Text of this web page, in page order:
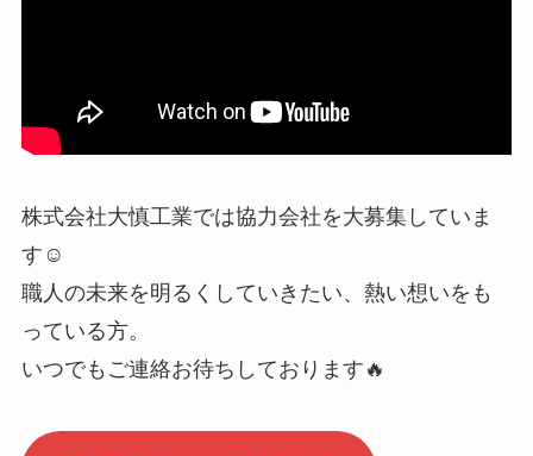
株式会社大慎工業では協力会社を大募集していま
す☺️
職人の未来を明るくしていきたい、熱い想いをも
っている方。
いつでもご連絡お待ちしております🔥